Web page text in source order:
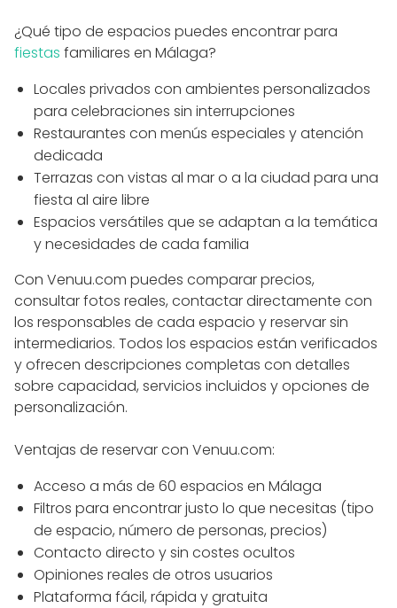
¿Qué tipo de espacios puedes encontrar para
fiestas familiares en Málaga?
Locales privados con ambientes personalizados
para celebraciones sin interrupciones
Restaurantes con menús especiales y atención
dedicada
Terrazas con vistas al mar o a la ciudad para una
fiesta al aire libre
Espacios versátiles que se adaptan a la temática
y necesidades de cada familia
Con Venuu.com puedes comparar precios,
consultar fotos reales, contactar directamente con
los responsables de cada espacio y reservar sin
intermediarios. Todos los espacios están verificados
y ofrecen descripciones completas con detalles
sobre capacidad, servicios incluidos y opciones de
personalización.
Ventajas de reservar con Venuu.com:
Acceso a más de 60 espacios en Málaga
Filtros para encontrar justo lo que necesitas (tipo
de espacio, número de personas, precios)
Contacto directo y sin costes ocultos
Opiniones reales de otros usuarios
Plataforma fácil, rápida y gratuita